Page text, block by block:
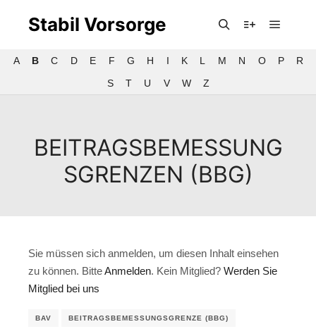
Stabil Vorsorge
A B C D E F G H I K L M N O P
R
S
T U V W Z
BEITRAGSBEMESSUNG
SGRENZEN (BBG)
Sie müssen sich anmelden, um diesen Inhalt einsehen
zu können. BitteAnmelden. Kein Mitglied? Werden Sie
Mitglied bei uns
BAV BEITRAGSBEMESSUNGSGRENZE (BBG)